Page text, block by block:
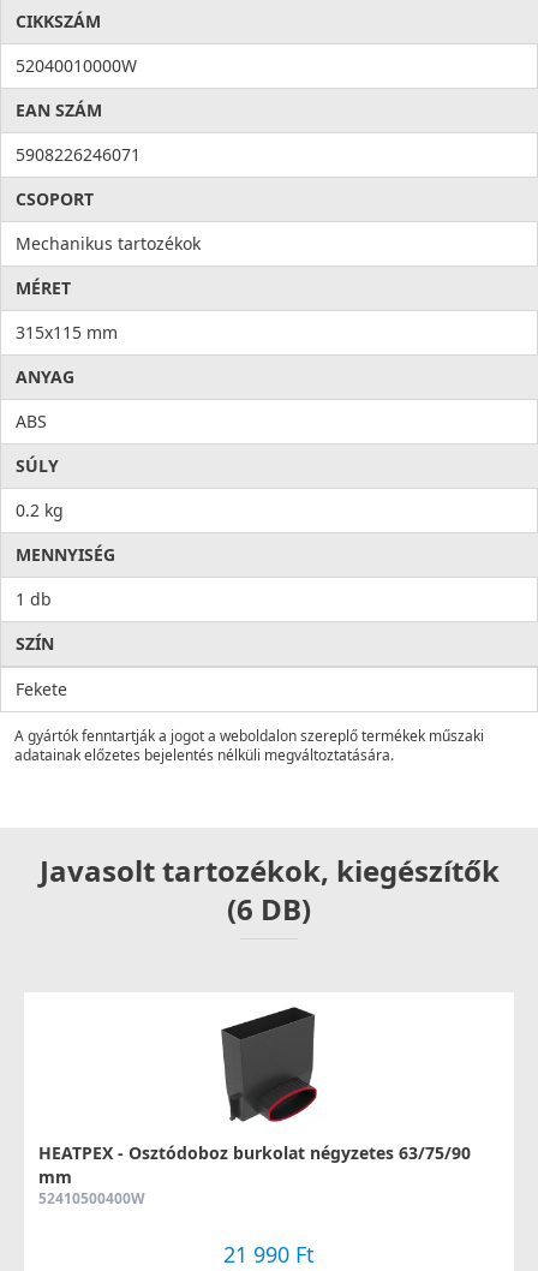
CIKKSZÁM
52040010000W
EAN SZÁM
5908226246071
CSOPORT
Mechanikus tartozékok
MÉRET
315x115 mm
ANYAG
ABS
SÚLY
0.2 kg
MENNYISÉG
1 db
SZÍN
Fekete
A gyártók fenntartják a jogot a weboldalon szereplő termékek műszaki
adatainak előzetes bejelentés nélküli megváltoztatására.
Javasolt tartozékok, kiegészítők
(6 DB)
HEATPEX - Osztódoboz burkolat négyzetes 63/75/90
mm
52410500400W
21 990 Ft